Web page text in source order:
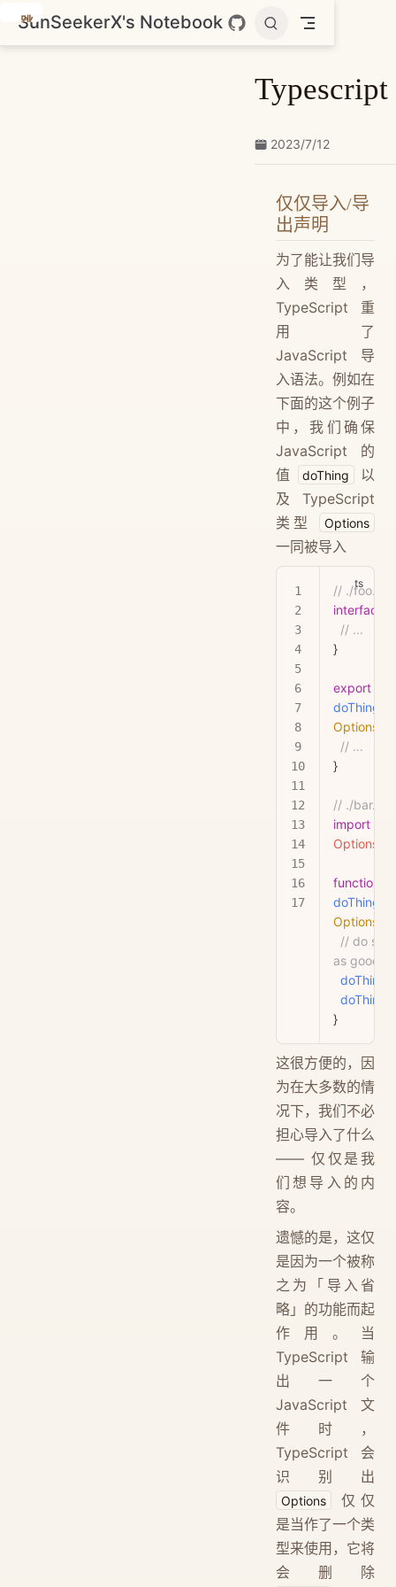
跳
至
SunSeekerX's Notebook
Typescript
2023/7/12
仅仅导入/导
出声明
为了能让我们导
入类型，
TypeScript 重
用了
JavaScript 导
入语法。例如在
下面的这个例子
中，我们确保
JavaScript 的
值
doThing
以
及 TypeScript
类型
Options
一同被导入
// ./foo.ts
interface
  // ...
}
export
doThing
Options
  // ...
}
// ./bar.ts
import
Options
function
Options
as good
  doThing
  doThing
}
这很方便的，因
为在大多数的情
况下，我们不必
担心导入了什么
—— 仅仅是我
们想导入的内
容。
遗憾的是，这仅
是因为一个被称
之为「导入省
略」的功能而起
作用。当
TypeScript 输
出一个
JavaScript 文
件时，
TypeScript 会
识别出
Options
仅仅
是当作了一个类
型来使用，它将
会删除